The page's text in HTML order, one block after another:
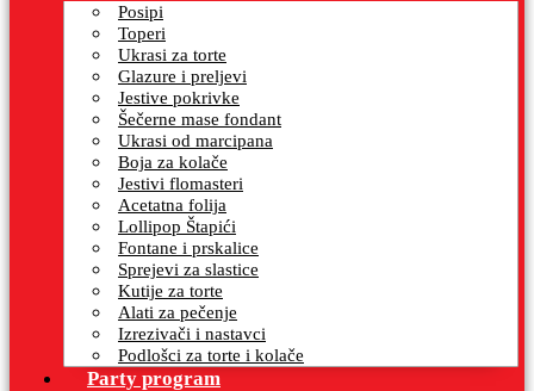
Posipi
Toperi
Ukrasi za torte
Glazure i preljevi
Jestive pokrivke
Šečerne mase fondant
Ukrasi od marcipana
Boja za kolače
Jestivi flomasteri
Acetatna folija
Lollipop Štapići
Fontane i prskalice
Sprejevi za slastice
Kutije za torte
Alati za pečenje
Izrezivači i nastavci
Podlošci za torte i kolače
Party program